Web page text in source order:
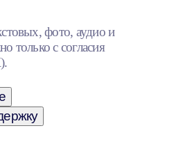
фото, аудио и
только с согласия